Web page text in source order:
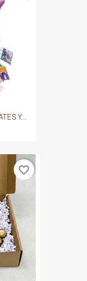
Y...
favorite_border